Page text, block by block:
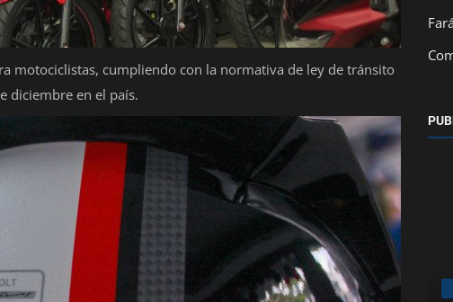
motociclistas, cumpliendo con la normativa de ley de tránsito
diciembre en el país.